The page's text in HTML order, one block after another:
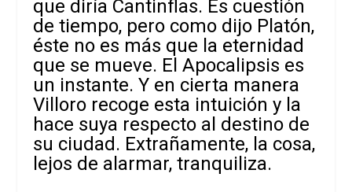
que diría Cantinflas. Es cuestión
de tiempo, pero como dijo Platón,
éste no es más que la eternidad
que se mueve. El Apocalipsis es
un instante. Y en cierta manera
Villoro recoge esta intuición y la
hace suya respecto al destino de
su ciudad. Extrañamente, la cosa,
lejos de alarmar, tranquiliza.